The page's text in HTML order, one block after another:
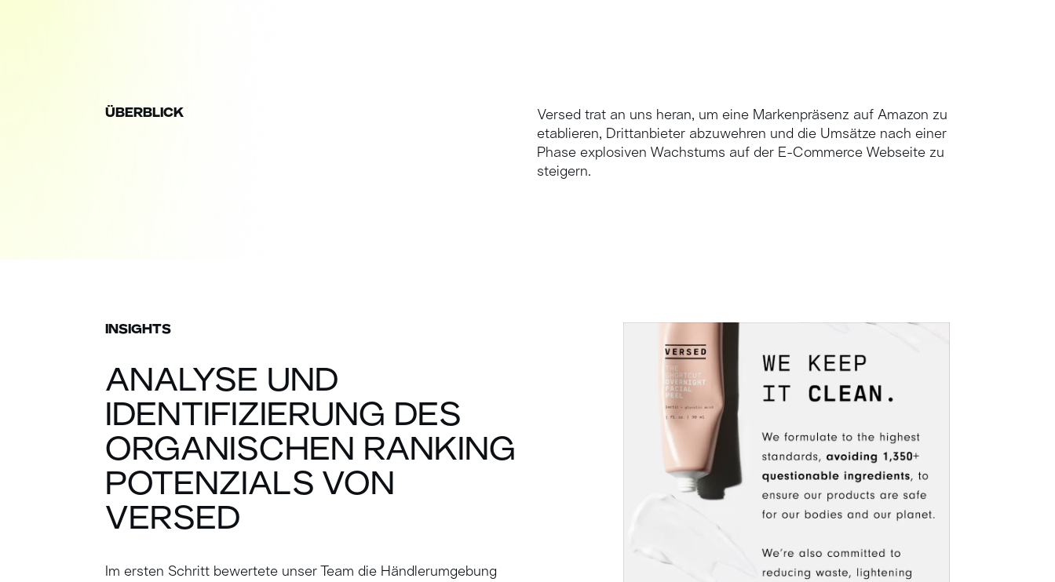
ÜBERBLICK
Versed trat an uns heran, um eine Markenpräsenz auf Amazon zu
etablieren, Drittanbieter abzuwehren und die Umsätze nach einer
Phase explosiven Wachstums auf der E-Commerce Webseite zu
steigern.
INSIGHTS
ANALYSE UND
IDENTIFIZIERUNG DES
ORGANISCHEN RANKING
POTENZIALS VON
VERSED
Im ersten Schritt bewertete unser Team die Händlerumgebung